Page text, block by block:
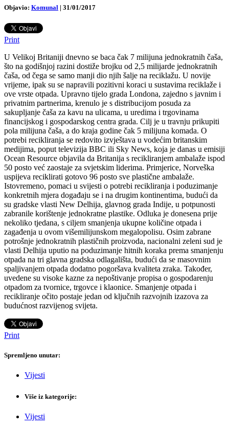
Objavio: Komunal | 31/01/2017
Print
U Velikoj Britaniji dnevno se baca čak 7 milijuna jednokratnih čaša,
što na godišnjoj razini dostiže brojku od 2,5 milijarde jednokratnih
čaša, od čega se samo manji dio njih šalje na reciklažu. U novije
vrijeme, ipak su se napravili pozitivni koraci u sustavima reciklaže i
ove vrste otpada. Upravno tijelo grada Londona, zajedno s javnim i
privatnim partnerima, krenulo je s distribucijom posuda za
sakupljanje čaša za kavu na ulicama, u uredima i trgovinama
financijskog i gospodarskog centra grada. Cilj je u travnju prikupiti
pola milijuna čaša, a do kraja godine čak 5 milijuna komada. O
potrebi recikliranja se redovito izvještava u vodećim britanskim
medijima, poput televizija BBC ili Sky News, koja je danas u emisiji
Ocean Resource objavila da Britanija s recikliranjem ambalaže ispod
50 posto već zaostaje za svjetskim liderima. Primjerice, Norveška
uspijeva reciklirati gotovo 96 posto sve plastične ambalaže.
Istovremeno, pomaci u svijesti o potrebi recikliranja i poduzimanje
konkretnih mjera događaju se i na drugim kontinentima, budući da
su gradske vlasti New Delhija, glavnog grada Indije, u potpunosti
zabranile korištenje jednokratne plastike. Odluka je donesena prije
nekoliko tjedana, s ciljem smanjenja ukupne količine otpada i
zagađenja u ovom višemilijunskom megalopolisu. Osim zabrane
potrošnje jednokratnih plastičnih proizvoda, nacionalni zeleni sud je
vlasti Delhija uputio na poduzimanje hitnih koraka prema smanjenju
otpada na tri glavna gradska odlagališta, budući da se masovnim
spaljivanjem otpada dodatno pogoršava kvaliteta zraka. Također,
uvedene su visoke kazne za nepoštivanje propisa o gospodarenju
otpadom za tvornice, trgovce i klaonice. Smanjenje otpada i
recikliranje očito postaje jedan od ključnih razvojnih izazova za
budućnost razvijenog svijeta.
Print
Spremljeno unutar:
Vijesti
Više iz kategorije:
Vijesti